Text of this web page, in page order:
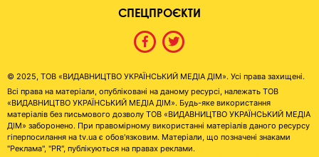
СПЕЦПРОЄКТИ
© 2025, ТОВ «ВИДАВНИЦТВО УКРАЇНСЬКИЙ МЕДІА ДІМ». Усі права захищені.
Всі права на матеріали, опубліковані на даному ресурсі, належать ТОВ
«ВИДАВНИЦТВО УКРАЇНСЬКИЙ МЕДІА ДІМ». Будь-яке використання
матеріалів без письмового дозволу ТОВ «ВИДАВНИЦТВО УКРАЇНСЬКИЙ МЕДІА
ДІМ» заборонено. При правомірному використанні матеріалів даного ресурсу
гіперпосилання на tv.ua є обов'язковим. Матеріали, що позначені знаками
"Реклама", "PR", публікуються на правах реклами.